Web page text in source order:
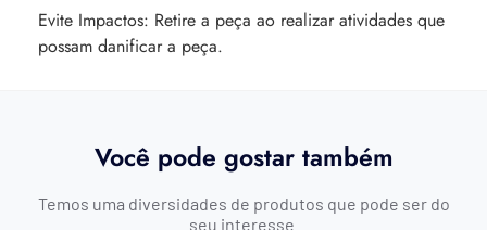
Evite Impactos: Retire a peça ao realizar atividades que
possam danificar a peça.
Você pode gostar também
Temos uma diversidades de produtos que pode ser do
seu interesse.